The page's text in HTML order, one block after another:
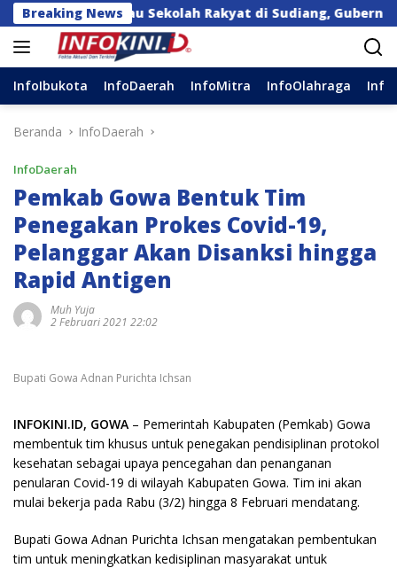
Langsung
ke
konten
Breaking News
Sekolah Rakyat di Sudiang, Gubernur: Ini Program
InfoIbukota InfoDaerah InfoMitra InfoOlahraga
Beranda InfoDaerah
InfoDaerah
Pemkab Gowa Bentuk Tim
Penegakan Prokes Covid-19,
Pelanggar Akan Disanksi hingga
Rapid Antigen
Muh Yuja
2 Februari 2021 22:02
Bupati Gowa Adnan Purichta Ichsan
INFOKINI.ID, GOWA – Pemerintah Kabupaten (Pemkab) Gowa
membentuk tim khusus untuk penegakan pendisiplinan protokol
kesehatan sebagai upaya pencegahan dan penanganan
penularan Covid-19 di wilayah Kabupaten Gowa. Tim ini akan
mulai bekerja pada Rabu (3/2) hingga 8 Februari mendatang.
Bupati Gowa Adnan Purichta Ichsan mengatakan pembentukan
tim untuk meningkatkan kedisiplinan masyarakat untuk